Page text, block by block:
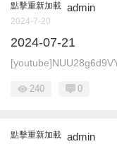
點擊重新加載 admin
2024-7-20
2024-07-21
240 0
點擊重新加載 admin